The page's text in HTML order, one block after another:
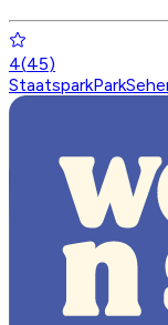
4(45)
StaatsparkPark